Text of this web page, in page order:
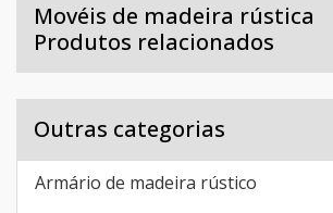
Movéis de madeira rústica
Produtos relacionados
Outras categorias
Armário de madeira rústico